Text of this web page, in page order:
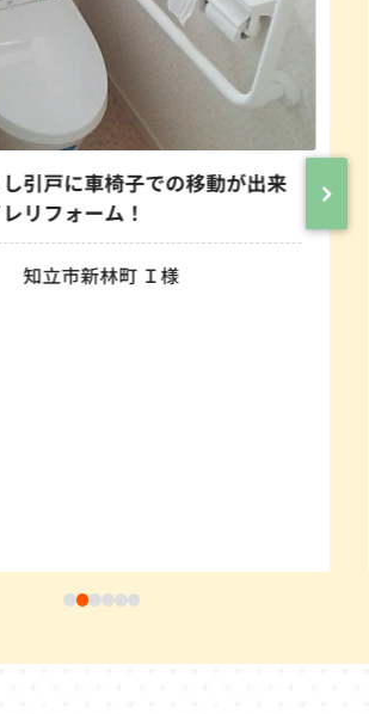
引戸に車椅子での移動が出来
リフォーム！
知立市新林町 Ｉ様